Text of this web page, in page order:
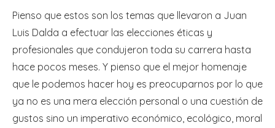
Pienso que estos son los temas que llevaron a Juan
Luis Dalda a efectuar las elecciones éticas y
profesionales que condujeron toda su carrera hasta
hace pocos meses. Y pienso que el mejor homenaje
que le podemos hacer hoy es preocuparnos por lo que
ya no es una mera elección personal o una cuestión de
gustos sino un imperativo económico, ecológico, moral